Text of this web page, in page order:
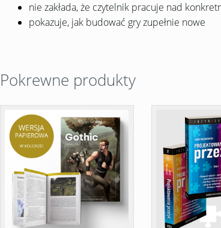
nie zakłada, że czytelnik pracuje nad
pokazuje, jak budować gry zupełnie nowe
Pokrewne produkty